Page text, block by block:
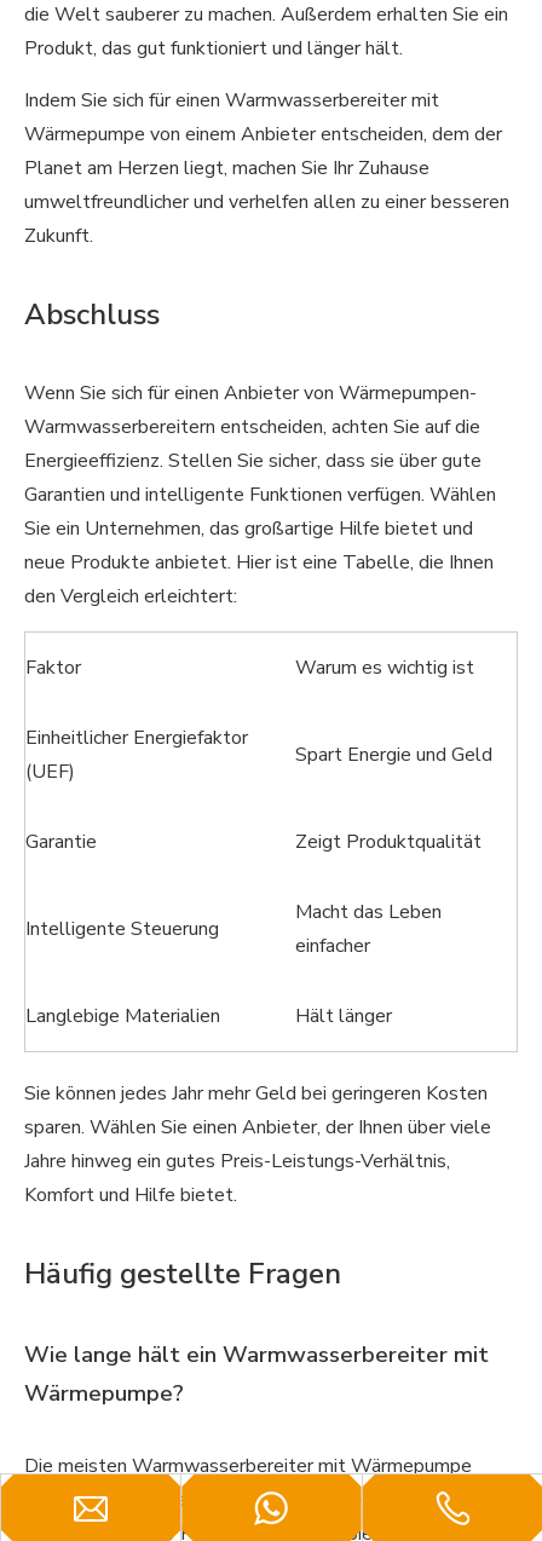
die Welt sauberer zu machen. Außerdem erhalten Sie ein
Produkt, das gut funktioniert und länger hält.
Indem Sie sich für einen Warmwasserbereiter mit
Wärmepumpe von einem Anbieter entscheiden, dem der
Planet am Herzen liegt, machen Sie Ihr Zuhause
umweltfreundlicher und verhelfen allen zu einer besseren
Zukunft.
Abschluss
Wenn Sie sich für einen Anbieter von Wärmepumpen-
Warmwasserbereitern entscheiden, achten Sie auf die
Energieeffizienz. Stellen Sie sicher, dass sie über gute
Garantien und intelligente Funktionen verfügen. Wählen
Sie ein Unternehmen, das großartige Hilfe bietet und
neue Produkte anbietet. Hier ist eine Tabelle, die Ihnen
den Vergleich erleichtert:
Faktor Warum es wichtig ist
Einheitlicher Energiefaktor
(UEF)
Spart Energie und Geld
Garantie Zeigt Produktqualität
Intelligente Steuerung
Macht das Leben
einfacher
Langlebige Materialien Hält länger
Sie können jedes Jahr mehr Geld bei geringeren Kosten
sparen. Wählen Sie einen Anbieter, der Ihnen über viele
Jahre hinweg ein gutes Preis-Leistungs-Verhältnis,
Komfort und Hilfe bietet.
Häufig gestellte Fragen
Wie lange hält ein Warmwasserbereiter mit
Wärmepumpe?
Die meisten Warmwasserbereiter mit Wärmepumpe
halten 10 bis 15 Jahre. Durch regelmäßige Wartung und
die Befolgung der Pflegetipps des Anbieters können Sie